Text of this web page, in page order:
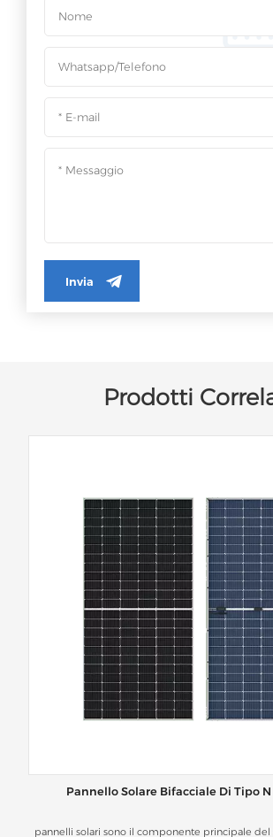
Invia
Prodotti
Pannello Solare Bifacciale Di Tipo
pannelli solari sono il componente principale del